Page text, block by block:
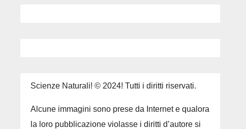
Scienze Naturali! © 2024! Tutti i diritti riservati.
Alcune immagini sono prese da Internet e qualora
la loro pubblicazione violasse i diritti d’autore si